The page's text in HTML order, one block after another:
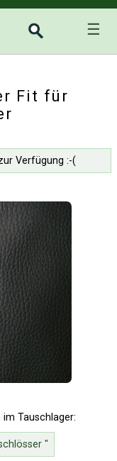
☰
Fit für
Verfügung :-(
Tauschlager:
"